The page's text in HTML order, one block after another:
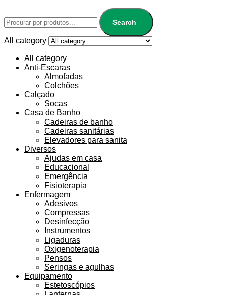
Search
All category
All category
Anti-Escaras
Almofadas
Colchões
Calçado
Socas
Casa de Banho
Cadeiras de banho
Cadeiras sanitárias
Elevadores para sanita
Diversos
Ajudas em casa
Educacional
Emergência
Fisioterapia
Enfermagem
Adesivos
Compressas
Desinfecção
Instrumentos
Ligaduras
Oxigenoterapia
Pensos
Seringas e agulhas
Equipamento
Estetoscópios